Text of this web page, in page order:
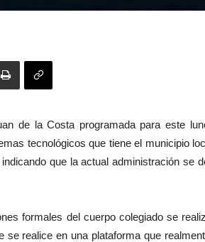
de la Costa programada para este
tecnológicos que tiene el municipio
que la actual administración se
formales del cuerpo colegiado se
realice en una plataforma que